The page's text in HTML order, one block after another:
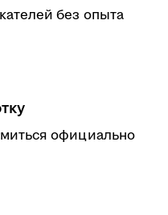
без опыта
официально